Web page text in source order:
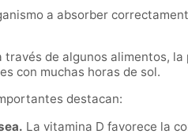
a absorber
de algunos alimentos,
con muchas horas de sol.
destacan:
La vitamina D favorece la